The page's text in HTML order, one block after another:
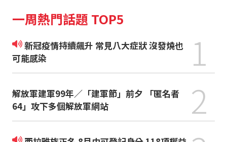
一周熱門話題 TOP5
新冠疫情持續飆升 常見八大症狀 沒發燒也
可能感染
1
解放軍建軍99年／「建軍節」前夕 「匿名者
64」攻下多個解放軍網站
2